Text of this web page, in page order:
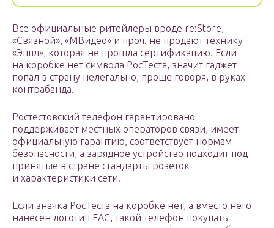
Все официальные ритейлеры вроде re:Store,
«Связной», «МВидео» и проч. не продают технику
«Эппл», которая не прошла сертификацию. Если
на коробке нет символа РосТеста, значит гаджет
попал в страну нелегально, проще говоря, в руках
контрабанда.
Ростестовский телефон гарантировано
поддерживает местных операторов связи, имеет
официальную гарантию, соответствует нормам
безопасности, а зарядное устройство подходит под
принятые в стране стандарты розеток
и характеристики сети.
Если значка РосТеста на коробке нет, а вместо него
нанесен логотип EAC, такой телефон покупать